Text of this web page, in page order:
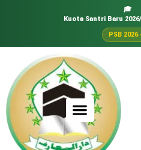
🎓
Kuota Santri Baru
PSB